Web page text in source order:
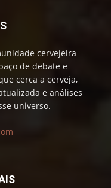
cervejeira
de debate e
cerca a cerveja,
e análises
universo.